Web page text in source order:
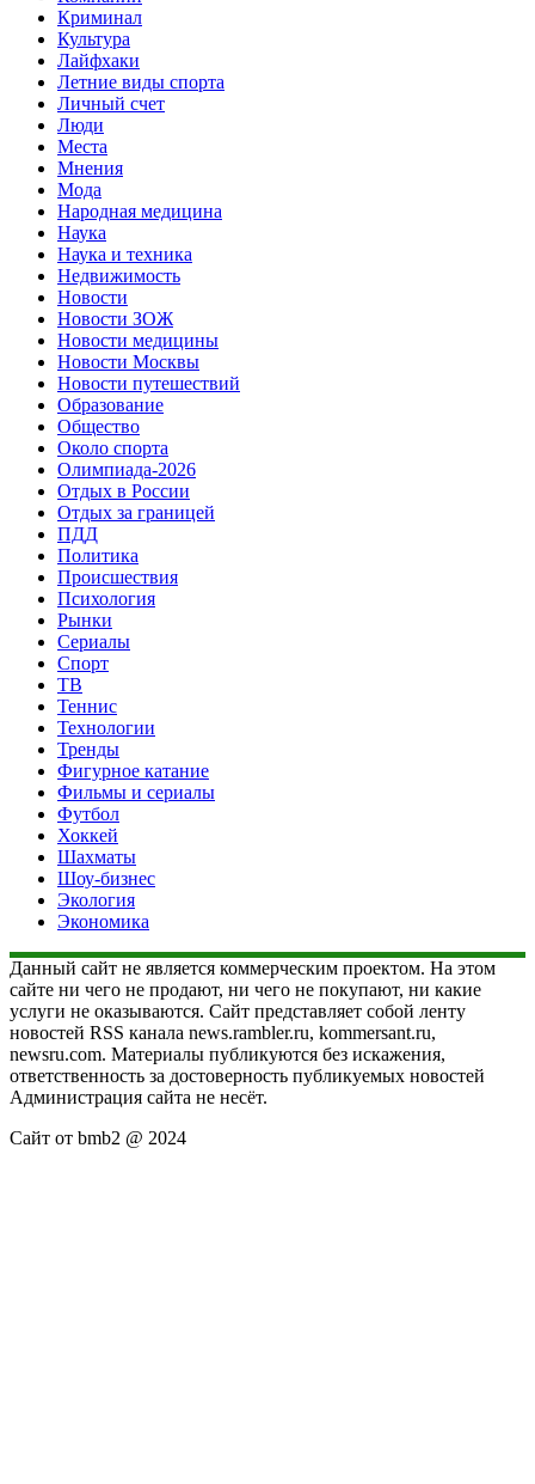
Криминал
Культура
Лайфхаки
Летние виды спорта
Личный счет
Люди
Места
Мнения
Мода
Народная медицина
Наука
Наука и техника
Недвижимость
Новости
Новости ЗОЖ
Новости медицины
Новости Москвы
Новости путешествий
Образование
Общество
Около спорта
Олимпиада-2026
Отдых в России
Отдых за границей
ПДД
Политика
Происшествия
Психология
Рынки
Сериалы
Спорт
ТВ
Теннис
Технологии
Тренды
Фигурное катание
Фильмы и сериалы
Футбол
Хоккей
Шахматы
Шоу-бизнес
Экология
Экономика
Данный сайт не является коммерческим проектом. На этом
сайте ни чего не продают, ни чего не покупают, ни какие
услуги не оказываются. Сайт представляет собой ленту
новостей RSS канала news.rambler.ru, kommersant.ru,
newsru.com. Материалы публикуются без искажения,
ответственность за достоверность публикуемых новостей
Администрация сайта не несёт.
Сайт от bmb2 @ 2024